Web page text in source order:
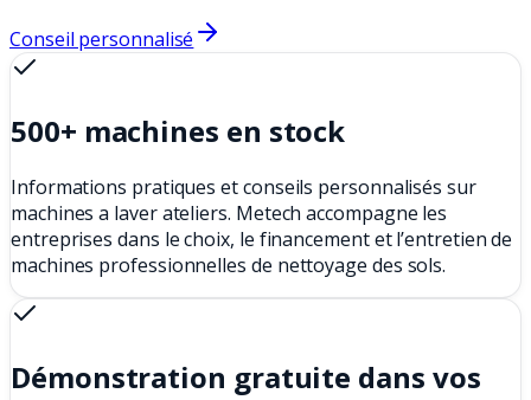
Conseil personnalisé
500+ machines en stock
Informations pratiques et conseils personnalisés sur
machines a laver ateliers. Metech accompagne les
entreprises dans le choix, le financement et l’entretien de
machines professionnelles de nettoyage des sols.
Démonstration gratuite dans vos